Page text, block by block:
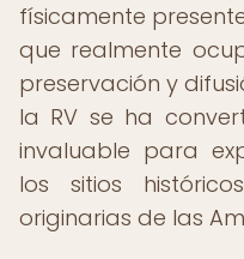
físicamente
que realmente
preservación y
la RV se ha
invaluable para
los sitios
originarias de las